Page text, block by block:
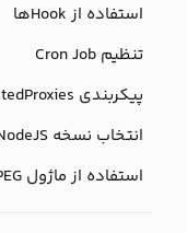
استفاده از Hookها
تنظیم Cron Job
پیکربندی TrustedProxies
انتخاب نسخه NodeJS
استفاده از ماژول FFMPEG